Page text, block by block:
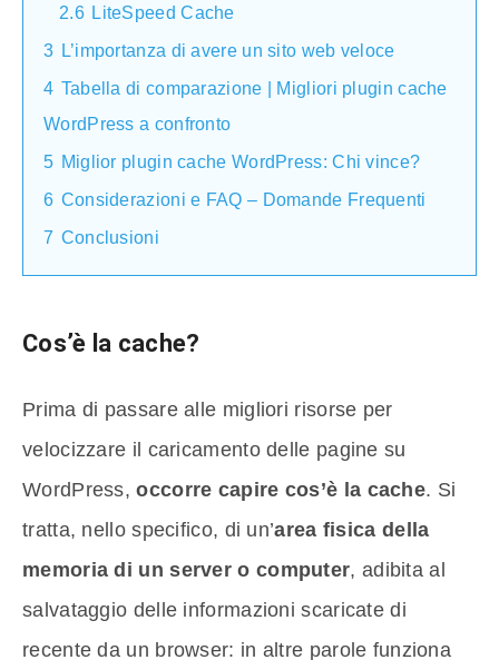
2.6 LiteSpeed Cache
3 L’importanza di avere un sito web veloce
4 Tabella di comparazione | Migliori plugin cache
WordPress a confronto
5 Miglior plugin cache WordPress: Chi vince?
6 Considerazioni e FAQ – Domande Frequenti
7 Conclusioni
Cos’è la cache?
Prima di passare alle migliori risorse per
velocizzare il caricamento delle pagine su
WordPress,occorre capire cos’è la cache. Si
tratta, nello specifico, di un’area fisica della
memoria di un server o computer, adibita al
salvataggio delle informazioni scaricate di
recente da un browser: in altre parole funziona